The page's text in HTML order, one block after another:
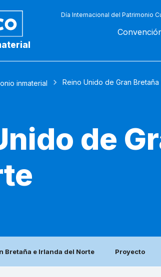
Día Internacional del Patrimonio
inmaterial Reino Unido de Gran
de
Bretaña e Irlanda del Norte Proyecto